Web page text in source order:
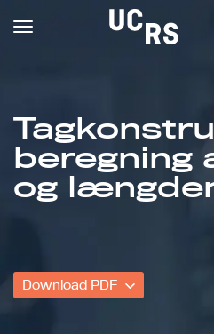
Om UCRS
Bliv faglært
beregning
og
Download PDF